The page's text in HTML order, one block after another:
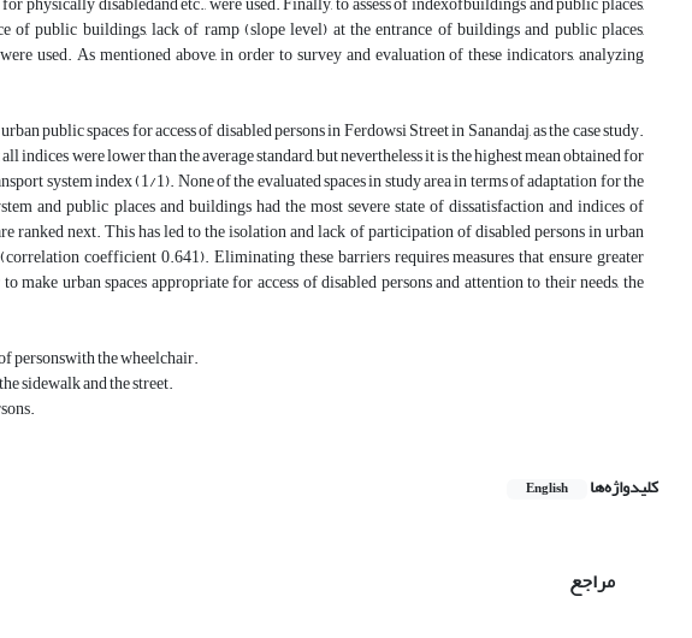
of public buildings, lack of ramp (slope level) at the entrance of buildings and public places,
used. As mentioned above, in order to survey and evaluation of these indicators, analyzing
public spaces for access of disabled persons in Ferdowsi Street in Sanandaj, as the case study.
indices were lower than the average standard, but nevertheless it is the highest mean obtained for
system index (1/1). None of the evaluated spaces in study area in terms of adaptation for the
and public places and buildings had the most severe state of dissatisfaction and indices of
ranked next. This has led to the isolation and lack of participation of disabled persons in urban
coefficient 0.641). Eliminating these barriers requires measures that ensure greater
urban spaces appropriate for access of disabled persons and attention to their needs, the
personswith the wheelchair.
sidewalk and the street.
کلیدواژه‌ها English
مراجع